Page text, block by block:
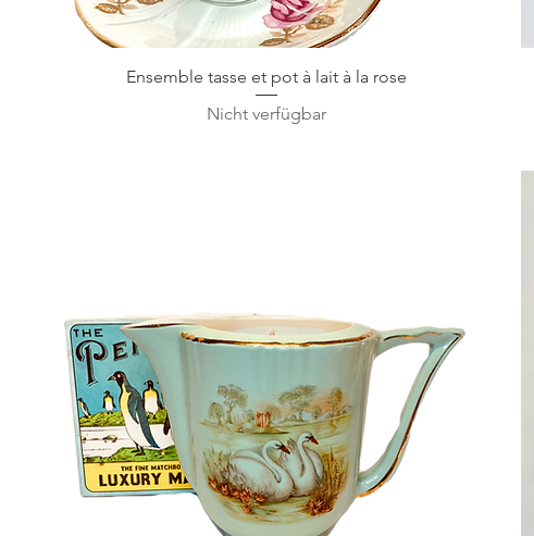
Schnellansicht
Ensemble tasse et pot à lait à la rose
Nicht verfügbar